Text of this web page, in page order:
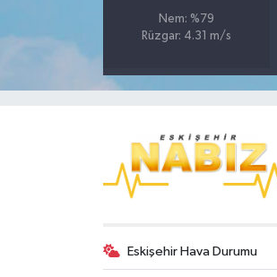
Nem: %79
Rüzgar: 4.31 m/s
Eskişehir Hava Durumu